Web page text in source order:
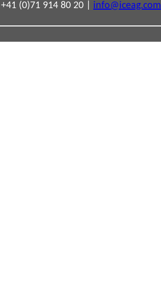
(0)71 914 80 20 | info@iceag.com